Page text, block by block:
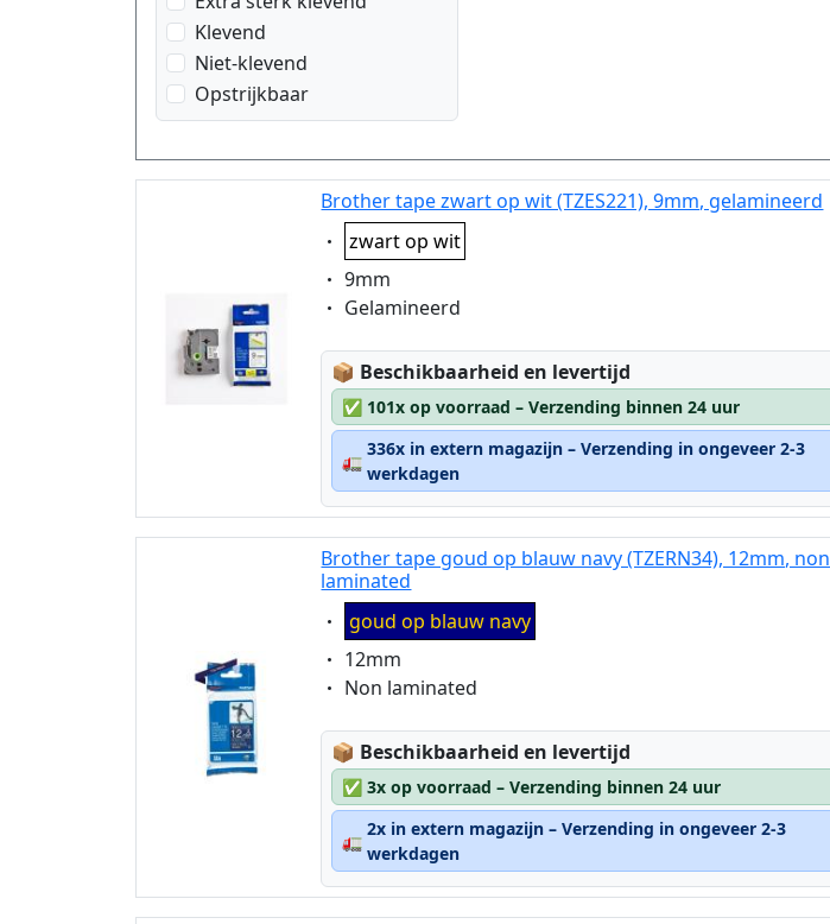
zwart op goud geometrisch
zwart op op rode ruit
zwart op roze harten
zwart op transparant
zwart op zilver kant
zwart op zilver mat
Klevend
Niet-klevend
Opstrijkbaar
Brother tape zwart op wit (TZES221), 9mm, gelamineerd
Eigenschaft:
zwart op wit
Eigenschaft:
9mm
Eigenschaft:
Gelamineerd
📦 Lagerstatus:
Beschikbaarheid en levertijd
✅ 101x op voorraad – Verzending binnen 24 uur
🚛
336x in extern magazijn – Verzending in ongeveer 2-3
werkdagen
Brother tape goud op blauw navy (TZERN34), 12mm, non
laminated
Eigenschaft:
goud op blauw navy
Eigenschaft:
12mm
Eigenschaft:
Non laminated
📦 Lagerstatus:
Beschikbaarheid en levertijd
✅ 3x op voorraad – Verzending binnen 24 uur
🚛
2x in extern magazijn – Verzending in ongeveer 2-3
werkdagen